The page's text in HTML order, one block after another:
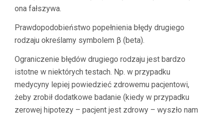
ona fałszywa.
Prawdopodobieństwo popełnienia błędy drugiego
rodzaju określamy symbolem β (beta).
Ograniczenie błędów drugiego rodzaju jest bardzo
istotne w niektórych testach. Np. w przypadku
medycyny lepiej powiedzieć zdrowemu pacjentowi,
żeby zrobił dodatkowe badanie (kiedy w przypadku
zerowej hipotezy – pacjent jest zdrowy – wyszło nam